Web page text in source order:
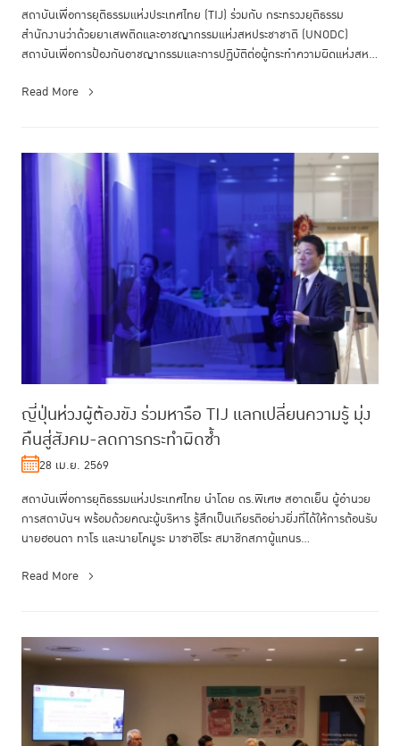
สถาบันเพื่อการยุติธรรมแห่งประเทศไทย (TIJ) ร่วมกับ กระทรวงยุติธรรม
สำนักงานว่าด้วยยาเสพติดและอาชญากรรมแห่งสหประชาชาติ (UNODC)
สถาบันเพื่อการป้องกันอาชญากรรมและการปฏิบัติต่อผู้กระทำความผิดแห่งสห
Read More
ญี่ปุ่นห่วงผู้ต้องขัง ร่วมหารือ TIJ แลกเปลี่ยนความรู้ มุ่ง
คืนสู่สังคม-ลดการกระทำผิดซ้ำ
28 เม.ย. 2569
สถาบันเพื่อการยุติธรรมแห่งประเทศไทย นำโดย ดร.พิเศษ สอาดเย็น ผู้อำนวย
การสถาบันฯ พร้อมด้วยคณะผู้บริหาร รู้สึกเป็นเกียรติอย่างยิ่งที่ได้ให้การต้อนรับ
นายฮอนดา ทาโร และนายโคมูระ มาซาฮิโระ สมาชิกสภาผู้แทนร...
Read More